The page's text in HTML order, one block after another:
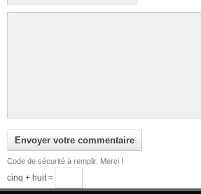
Code de sécurité à remplir. Merci !
cinq + huit =